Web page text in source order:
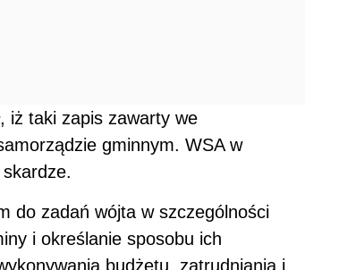
iż taki zapis zawarty we
gminnym. WSA w
do zadań wójta w szczególności
i określanie sposobu ich
budżetu, zatrudniania i